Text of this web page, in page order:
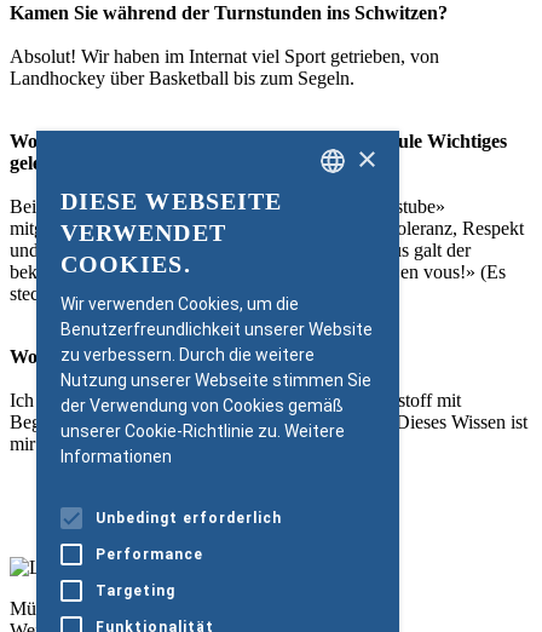
Kamen Sie während der Turnstunden ins Schwitzen?
Absolut! Wir haben im Internat viel Sport getrieben, von
Landhockey über Basketball bis zum Segeln.
Wo oder bei wem haben Sie ausserhalb der Schule Wichtiges
gelernt?
Bei meinen Eltern: Sie haben mir die «gute Kinderstube»
mitgegeben. Das bedeutet, Werte wie Solidarität, Toleranz, Respekt
und auch Leistung zu pflegen. Bereits im Elternhaus galt der
bekannte Leitspruch vom Internat Salem: «Plus est en vous!» (Es
steckt mehr in dir!)
Wofür sind Sie der Schule dankbar?
Ich bin jenen Lehrpersonen dankbar, die den Schulstoff mit
Begeisterung und Leidenschaft lebendig machten. Dieses Wissen ist
mir geblieben und ist bis heute abrufbar.
PDF Download
Müller-Möhl Foundation
×
DIESE WEBSEITE
VERWENDET
COOKIES.
Wir verwenden Cookies, um die
Benutzerfreundlichkeit unserer Website
zu verbessern. Durch die weitere
Nutzung unserer Webseite stimmen Sie
der Verwendung von Cookies gemäß
unserer Cookie-Richtlinie zu. Weitere
Informationen
Unbedingt erforderlich
Performance
Targeting
Funktionalität